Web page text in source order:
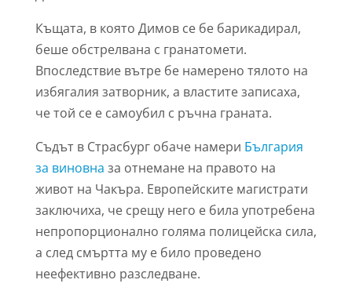
Къщата, в която Димов се бе барикадирал,
беше обстрелвана с гранатомети.
Впоследствие вътре бе намерено тялото на
избягалия затворник, а властите записаха,
че той се е самоубил с ръчна граната.
Съдът в Страсбург обаче намери България
за виновна за отнемане на правото на
живот на Чакъра. Европейските магистрати
заключиха, че срещу него е била употребена
непропорционално голяма полицейска сила,
а след смъртта му е било проведено
неефективно разследване.